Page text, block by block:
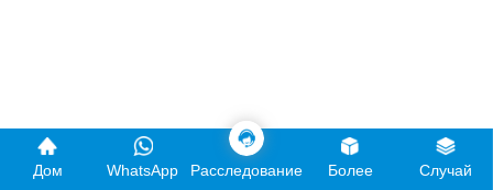
Дом WhatsApp Расследование Более Случай